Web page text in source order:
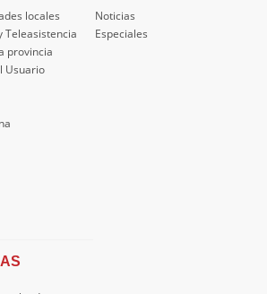
locales
Teleasistencia
provincia
Usuario
Noticias
Especiales